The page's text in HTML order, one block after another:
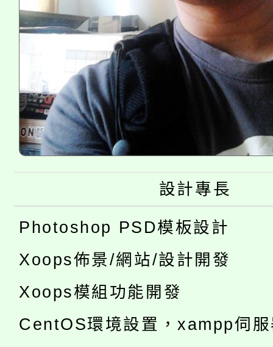
設計專長
Photoshop PSD模板設計
Xoops佈景/網站/設計開發
Xoops模組功能開發
CentOS環境設置，xampp伺